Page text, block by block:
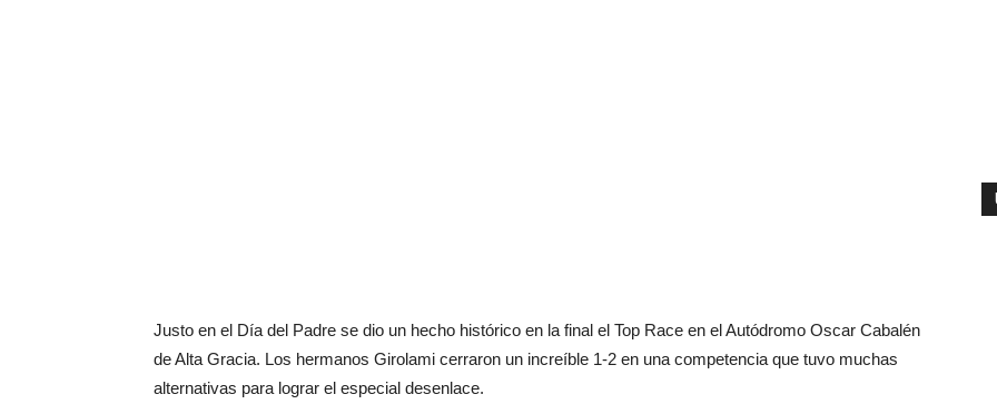
Justo en el Día del Padre se dio un hecho histórico en la final el Top Race en el Autódromo Oscar Cabalén
de Alta Gracia. Los hermanos Girolami cerraron un increíble 1-2 en una competencia que tuvo muchas
alternativas para lograr el especial desenlace.